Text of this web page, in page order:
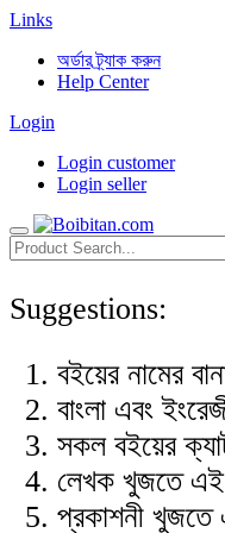
Links
অর্ডার ট্র্যাক করুন
Help Center
Login
Login customer
Login seller
Suggestions:
বইয়ের নামের
বাংলা এবং
সকল বইয়ের
লেখক খুজতে এই
প্রকাশনী খুজতে